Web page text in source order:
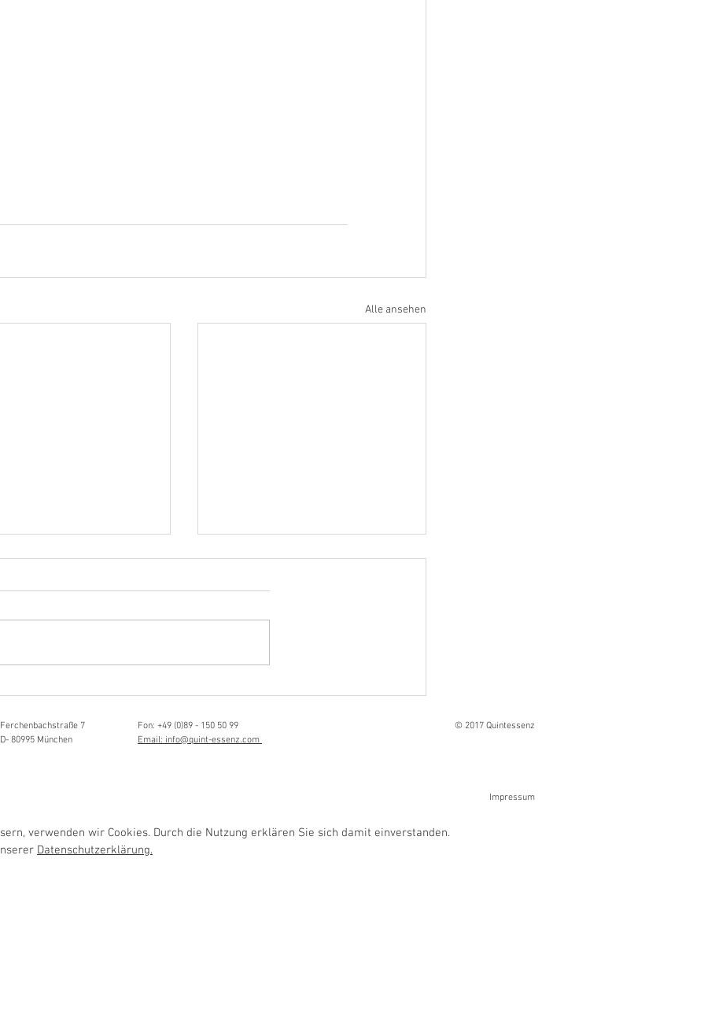
Alle ansehen
Ferchenbachstraße 7
D- 80995 München
Fon: +49 (0)89 - 150 50 99
Email: info@quint-essenz.com
© 2017 Quintessenz
Impressum
verwenden wir Cookies. Durch die Nutzung erklären Sie sich damit einverstanden.
Datenschutzerklärung.